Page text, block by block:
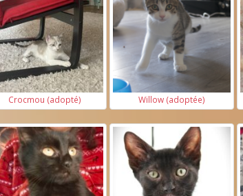
Crocmou (adopté) Willow (adoptée)